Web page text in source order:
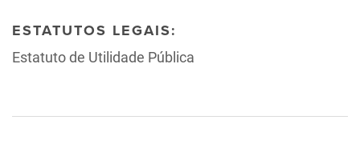
ESTATUTOS LEGAIS:
Estatuto de Utilidade Pública